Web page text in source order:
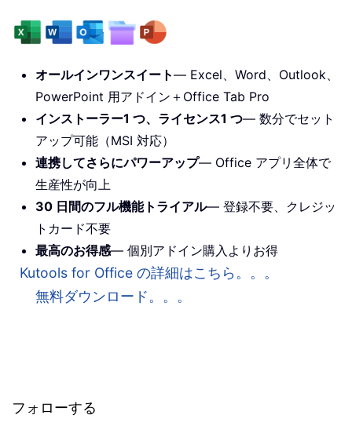
オールインワンスイート— Excel、Word、Outlook、
PowerPoint 用アドイン＋Office Tab Pro
インストーラー1 つ、ライセンス1 つ— 数分でセット
アップ可能（MSI 対応）
連携してさらにパワーアップ— Office アプリ全体で
生産性が向上
30 日間のフル機能トライアル— 登録不要、クレジッ
トカード不要
最高のお得感— 個別アドイン購入よりお得
Kutools for Office の詳細はこちら。。。
無料ダウンロード。。。
フォローする